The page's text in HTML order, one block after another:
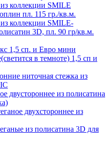
коллекции SMILE
пл. 115 гр./кв.м.
коллекции SMILE-
3D, пл. 90 гр/кв.м.
1,5 сп. и Евро мини
в темноте) 1,5 сп и
ниточная стежка из
двустороннее из полисатина
двухстороннее из
из полисатина 3D для